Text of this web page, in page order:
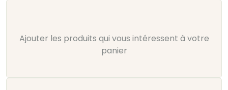
Ajouter les produits qui vous intéressent à votre
panier